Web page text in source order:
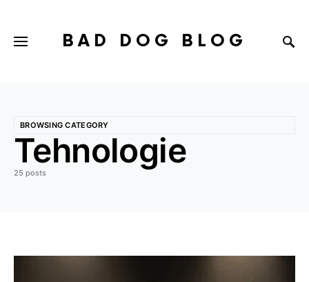
BAD DOG BLOG
BROWSING CATEGORY
Tehnologie
25 posts